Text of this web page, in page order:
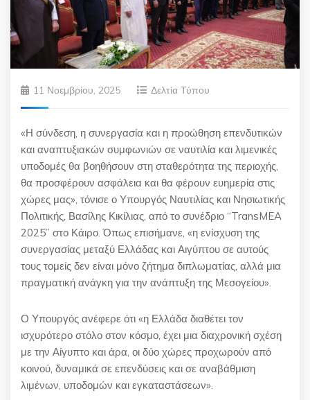
11 Νοεμβρίου, 2025 Δελτία Τύπου
«Η σύνδεση, η συνεργασία και η προώθηση επενδυτικών
και αναπτυξιακών συμφωνιών σε ναυτιλία και λιμενικές
υποδομές θα βοηθήσουν στη σταθερότητα της περιοχής,
θα προσφέρουν ασφάλεια και θα φέρουν ευημερία στις
χώρες μας», τόνισε ο Υπουργός Ναυτιλίας και Νησιωτικής
Πολιτικής, Βασίλης Κικίλιας, από το συνέδριο “TransMEA
2025” στο Κάιρο. Όπως επισήμανε, «η ενίσχυση της
συνεργασίας μεταξύ Ελλάδας και Αιγύπτου σε αυτούς
τους τομείς δεν είναι μόνο ζήτημα διπλωματίας, αλλά μια
πραγματική ανάγκη για την ανάπτυξη της Μεσογείου».
Ο Υπουργός ανέφερε ότι «η Ελλάδα διαθέτει τον
ισχυρότερο στόλο στον κόσμο, έχει μια διαχρονική σχέση
με την Αίγυπτο και άρα, οι δύο χώρες προχωρούν από
κοινού, δυναμικά σε επενδύσεις και σε αναβάθμιση
λιμένων, υποδομών και εγκαταστάσεων».